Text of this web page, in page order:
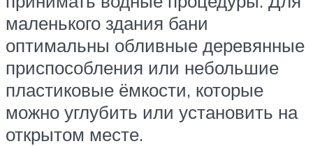
маленького здания бани
оптимальны обливные деревянные
приспособления или небольшие
пластиковые ёмкости, которые
можно углубить или установить на
открытом месте.